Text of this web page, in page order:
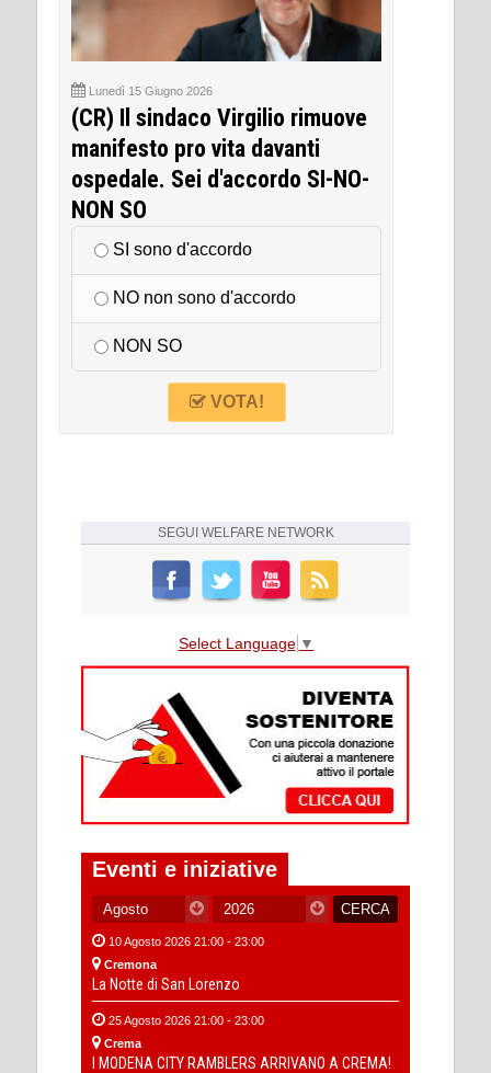
Lunedì 15 Giugno 2026
(CR) Il sindaco Virgilio rimuove
manifesto pro vita davanti
ospedale. Sei d'accordo SI-NO-
NON SO
SI sono d'accordo
NO non sono d'accordo
NON SO
VOTA!
SEGUI WELFARE NETWORK
Select Language ▼
Eventi e iniziative
10 Agosto 2026 21:00 - 23:00
Cremona
La Notte di San Lorenzo
25 Agosto 2026 21:00 - 23:00
Crema
I MODENA CITY RAMBLERS ARRIVANO A CREMA!